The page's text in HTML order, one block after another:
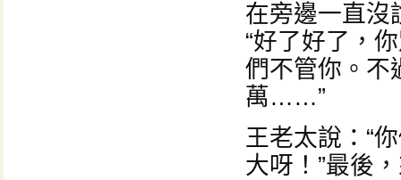
在旁邊一直沒
“好了好了，
們不管你。不
萬……”
王老太說：“
大呀！”最後